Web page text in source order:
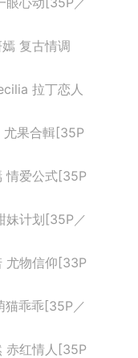
复古情调
拉丁恋人
尤果合輯[35P
情爱公式[35P
妹计划[35P／
尤物信仰[33P
猫乖乖[35P／
赤红情人[35P